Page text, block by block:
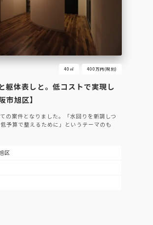
40㎡ 400万円(税別)
躯体表しと。低コストで実現し
市旭区】
の案件となりました。「水回りを新調しつ
予算で整えるために」というテーマのも
区